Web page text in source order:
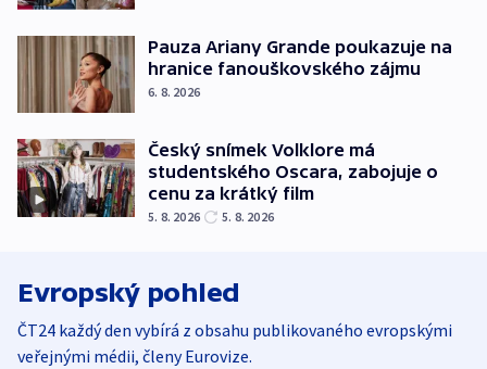
Pauza Ariany Grande poukazuje na
hranice fanouškovského zájmu
6. 8. 2026
Český snímek Volklore má
studentského Oscara, zabojuje o
cenu za krátký film
5. 8. 2026 5. 8. 2026
Evropský pohled
ČT24 každý den vybírá z obsahu publikovaného evropskými
veřejnými médii, členy Eurovize.